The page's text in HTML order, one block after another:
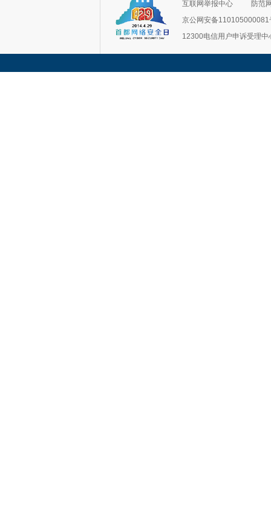
互联网举报中心
防范
京公网安备110105000081
12300电信用户申诉受理中